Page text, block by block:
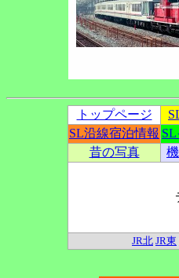
トップページ
SL沿線宿泊情報
昔の写真
JR北 JR東